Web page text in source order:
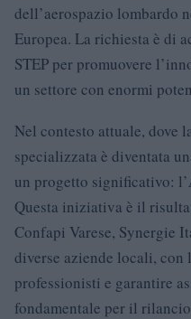
dell’aerospazio lombardo
Europea. La richiesta è di
STEP per promuovere
un settore con enormi
Nel contesto attuale, dove
specializzata è diventata
un progetto significativo: l’
Questa iniziativa è il
Confapi Varese, Synergie
diverse aziende locali,
professionisti e garantire
fondamentale per il